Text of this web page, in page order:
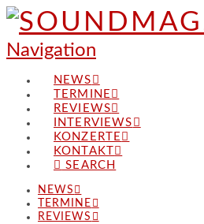
Navigation
NEWS
TERMINE
REVIEWS
INTERVIEWS
KONZERTE
KONTAKT
SEARCH
NEWS
TERMINE
REVIEWS